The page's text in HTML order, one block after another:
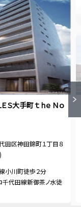
ＥＳ大手町 ｔｈｅ Ｎｏ
田区神田錦町１丁目８
小川町徒歩２分
千代田線新御茶ノ水徒